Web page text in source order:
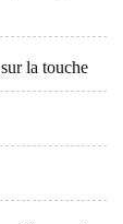
la touche